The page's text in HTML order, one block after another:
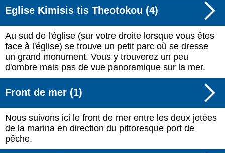
Eglise Kimisis tis Theotokou (4)
Au sud de l'église (sur votre droite lorsque vous êtes
face à l'église) se trouve un petit parc où se dresse
un grand monument. Vous y trouverez un peu
d'ombre mais pas de vue panoramique sur la mer.
Front de mer (1)
Nous suivons ici le front de mer entre les deux jetées
de la marina en direction du pittoresque port de
pêche.